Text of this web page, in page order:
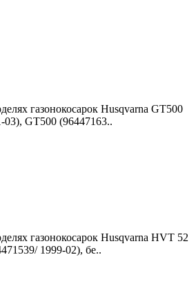
газонокосарок Husqvarna GT500
GT500 (96447163..
газонокосарок Husqvarna HVT 52
1999-02), бе..